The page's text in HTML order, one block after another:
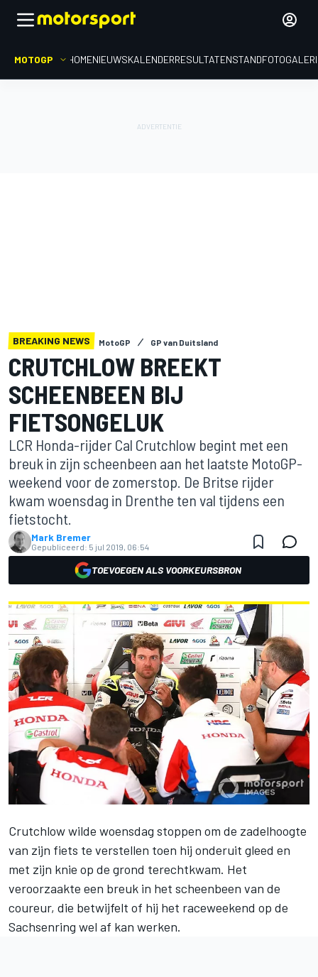
MOTOGP HOMENIEUWSKALENDERRESULTATENSTAND
BREAKING NEWS MotoGP GP van Duitsland
CRUTCHLOW BREEKT
SCHEENBEEN BIJ
FIETSONGELUK
LCR Honda-rijder Cal Crutchlow begint met een
breuk in zijn scheenbeen aan het laatste MotoGP-
weekend voor de zomerstop. De Britse rijder
kwam woensdag in Drenthe ten val tijdens een
fietstocht.
Mark Bremer
Gepubliceerd: 5 jul 2019, 06:54
TOEVOEGEN ALS VOORKEURSBRON
Crutchlowwilde woensdag stoppen om de zadelhoogte
van zijn fiets te verstellen toen hij onderuit gleed en
met zijn knie op de grond terechtkwam. Het
veroorzaakte een breuk in het scheenbeen van de
coureur, die betwijfelt of hij het raceweekend op de
Sachsenring wel af kan werken.